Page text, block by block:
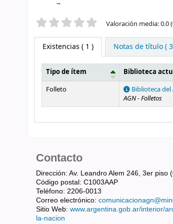
Valoración Valoración media: 0.0
Existencias ( 1 ) Notas de título (
Existencias
Tipo de ítem Biblioteca
Folleto
Biblioteca del
AGN - Folletos
Contacto
Dirección: Av. Leandro Alem 246, 3er piso
Código postal: C1003AAP
Teléfono: 2206-0013
Correo electrónico:
Sitio Web: www.argentina.gob.ar/interior/
la-nacion